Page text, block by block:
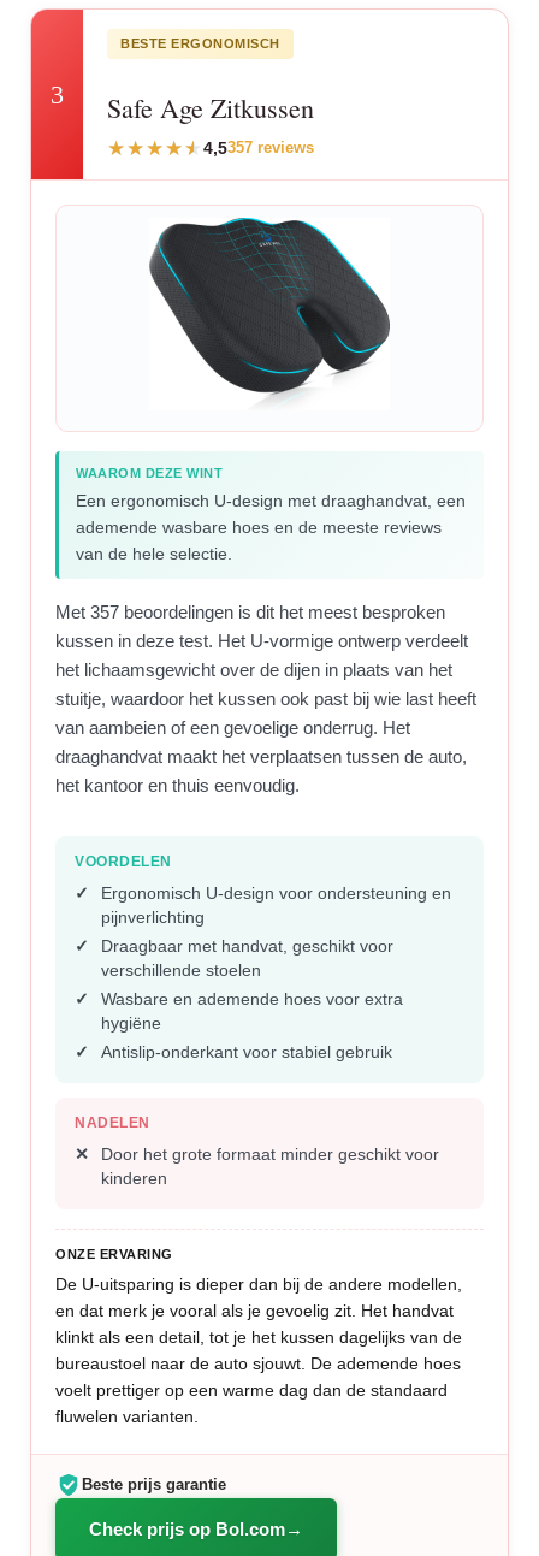
3
BESTE ERGONOMISCH
Safe Age Zitkussen
4,5357 reviews
WAAROM DEZE WINT
Een ergonomisch U-design met draaghandvat, een
ademende wasbare hoes en de meeste reviews
van de hele selectie.
Met 357 beoordelingen is dit het meest besproken
kussen in deze test. Het U-vormige ontwerp verdeelt
het lichaamsgewicht over de dijen in plaats van het
stuitje, waardoor het kussen ook past bij wie last heeft
van aambeien of een gevoelige onderrug. Het
draaghandvat maakt het verplaatsen tussen de auto,
het kantoor en thuis eenvoudig.
VOORDELEN
Ergonomisch U-design voor ondersteuning en
pijnverlichting
Draagbaar met handvat, geschikt voor
verschillende stoelen
Wasbare en ademende hoes voor extra
hygiëne
Antislip-onderkant voor stabiel gebruik
NADELEN
Door het grote formaat minder geschikt voor
kinderen
ONZE ERVARING
De U-uitsparing is dieper dan bij de andere modellen,
en dat merk je vooral als je gevoelig zit. Het handvat
klinkt als een detail, tot je het kussen dagelijks van de
bureaustoel naar de auto sjouwt. De ademende hoes
voelt prettiger op een warme dag dan de standaard
fluwelen varianten.
Beste prijs garantie
Check prijs op Bol.com